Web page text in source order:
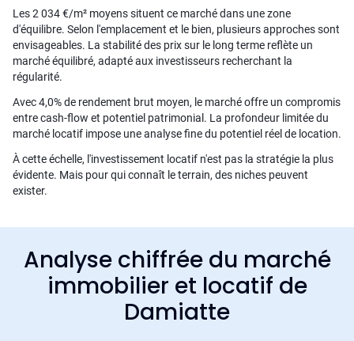
Les 2 034 €/m² moyens situent ce marché dans une zone
d'équilibre. Selon l'emplacement et le bien, plusieurs approches sont
envisageables. La stabilité des prix sur le long terme reflète un
marché équilibré, adapté aux investisseurs recherchant la
régularité.
Avec 4,0% de rendement brut moyen, le marché offre un compromis
entre cash-flow et potentiel patrimonial. La profondeur limitée du
marché locatif impose une analyse fine du potentiel réel de location.
À cette échelle, l'investissement locatif n'est pas la stratégie la plus
évidente. Mais pour qui connaît le terrain, des niches peuvent
exister.
Analyse chiffrée du marché
immobilier et locatif de
Damiatte